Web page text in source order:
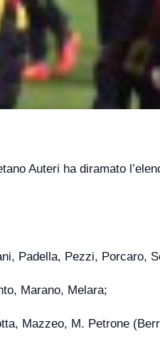
Auteri ha diramato
Padella, Pezzi, Porcaro,
Marano, Melara;
Mazzeo, M. Petrone